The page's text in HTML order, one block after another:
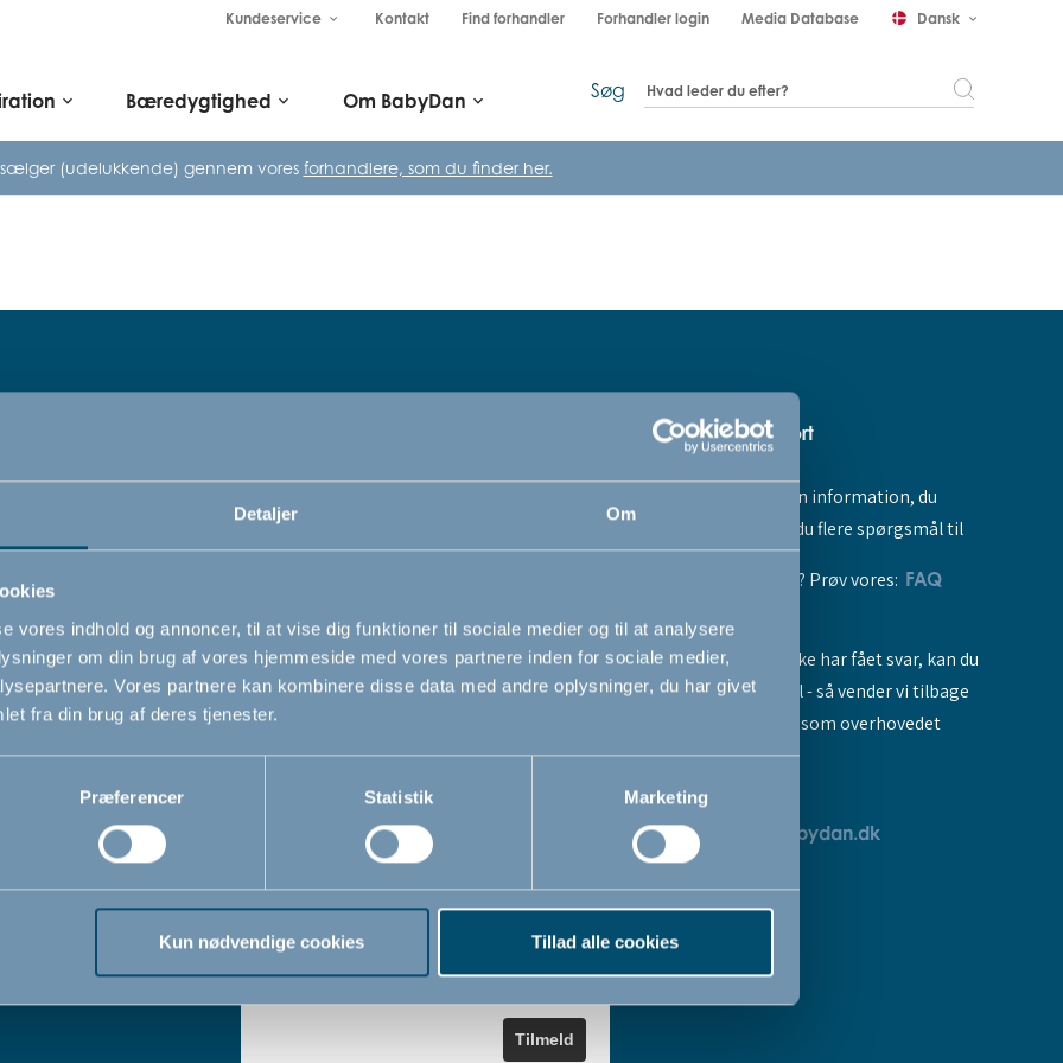
Detaljer Om
vores indhold og annoncer, til at vise dig funktioner til sociale medier og til at analysere
om din brug af vores hjemmeside med vores partnere inden for sociale medier,
Vores partnere kan kombinere disse data med andre oplysninger, du har givet
fra din brug af deres tjenester.
Præferencer Statistik Marketing
Kun nødvendige cookies Tillad alle cookies
Kundeservice keyboard_arrow_down Kontakt Find forhandler Forhandler login Media Database Dansk keyboard_arrow_down
keyboard_arrow_down Bæredygtighed keyboard_arrow_down Om BabyDan keyboard_arrow_down Søg
(udelukkende) gennem vores forhandlere, som du finder her.
vi vil bare gerne informere dig om vores
Navn
Email
Jeg accepterer at modtage nyhedsbreve
Ved at tilmelde dig vores nyhedsbrev
Tilmeld
Hjælp & support
Fandt du ikke den information, du
søgte, eller har du flere spørgsmål til
vores produkter? Prøv vores: FAQ
Hvis du stadig ikke har fået svar, kan du
sende os en mail - så vender vi tilbage
til dig så hurtigt som overhovedet
muligt:
servicedk@babydan.dk